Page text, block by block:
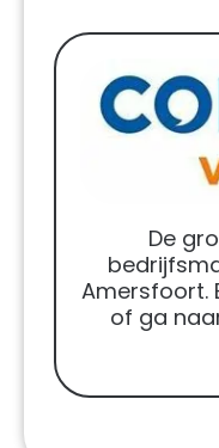
De
Amersfoort.
of ga